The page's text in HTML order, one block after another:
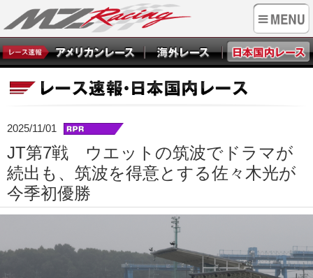
2025/11/01
JT第7戦 ウエットの筑波でドラマが
続出も、筑波を得意とする佐々木光が
今季初優勝